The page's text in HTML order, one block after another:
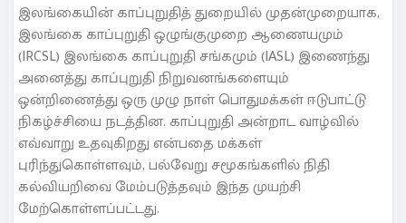
இலங்கையின் காப்புறுதித் துறையில் முதன்முறையாக,
இலங்கை காப்புறுதி ஒழுங்குமுறை ஆணையமும்
(IRCSL) இலங்கை காப்புறுதி சங்கமும் (IASL) இணைந்து
அனைத்து காப்புறுதி நிறுவனங்களையும்
ஒன்றிணைத்து ஒரு முழு நாள் பொதுமக்கள் ஈடுபாட்டு
நிகழ்ச்சியை நடத்தின. காப்புறுதி அன்றாட வாழ்வில்
எவ்வாறு உதவுகிறது என்பதை மக்கள்
புரிந்துகொள்ளவும், பல்வேறு சமூகங்களில் நிதி
கல்வியறிவை மேம்படுத்தவும் இந்த முயற்சி
மேற்கொள்ளப்பட்டது.